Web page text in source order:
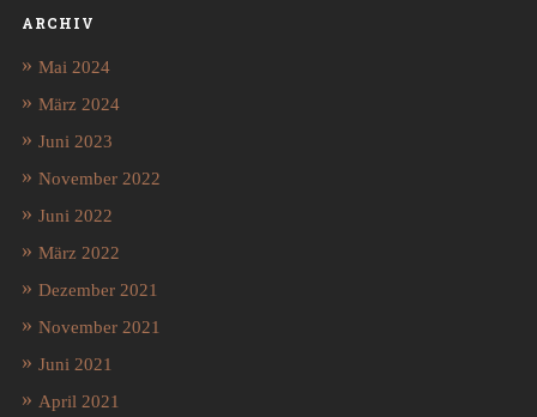
ARCHIV
Mai 2024
März 2024
Juni 2023
November 2022
Juni 2022
März 2022
Dezember 2021
November 2021
Juni 2021
April 2021